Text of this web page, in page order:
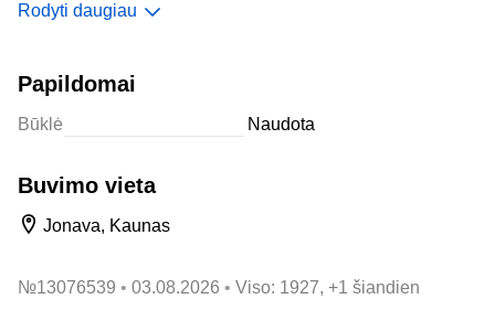
Svoris 2000 kg
Kaina 4900 Eur +PVM
Rodyti daugiau
Papildomai
Būklė Naudota
Buvimo vieta
Jonava, Kaunas
№13076539 03.08.2026 Viso: 1927, +1 šiandien